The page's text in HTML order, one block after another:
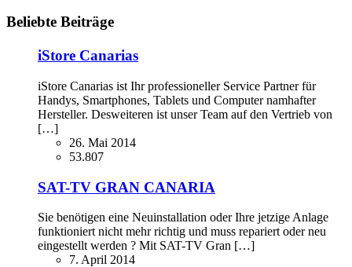
Beliebte Beiträge
iStore Canarias
iStore Canarias ist Ihr professioneller Service Partner für
Handys, Smartphones, Tablets und Computer namhafter
Hersteller. Desweiteren ist unser Team auf den Vertrieb von
[…]
26. Mai 2014
53.807
SAT-TV GRAN CANARIA
Sie benötigen eine Neuinstallation oder Ihre jetzige Anlage
funktioniert nicht mehr richtig und muss repariert oder neu
eingestellt werden ? Mit SAT-TV Gran […]
7. April 2014